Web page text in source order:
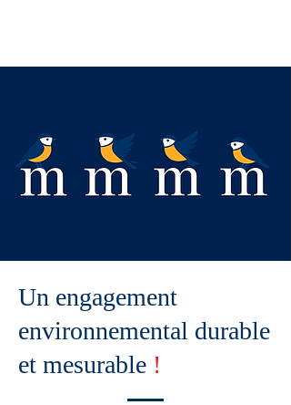
Un engagement
environnemental durable
et mesurable !